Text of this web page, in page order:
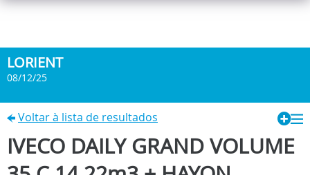
LORIENT
08/12/25
Voltar à lista de resultados
IVECO DAILY GRAND VOLUME